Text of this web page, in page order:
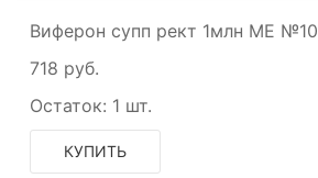
Виферон супп рект 1млн МЕ №10
718 руб.
Остаток: 1 шт.
КУПИТЬ